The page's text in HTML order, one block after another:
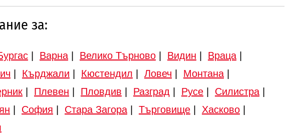
за:
Варна| Велико Търново Видин Враца|
Кърджали Кюстендил Ловеч Монтана|
Плевен Пловдив Разград Русе Силистра|
София Стара Загора| Търговище Хасково